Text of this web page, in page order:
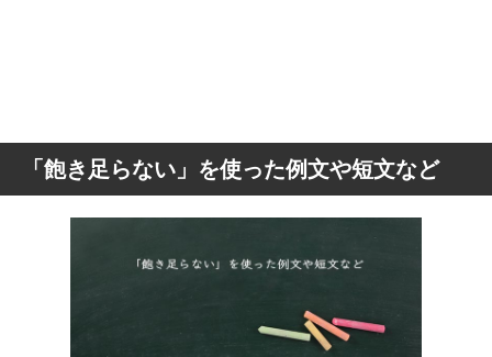
「飽き足らない」を使った例文や短文など